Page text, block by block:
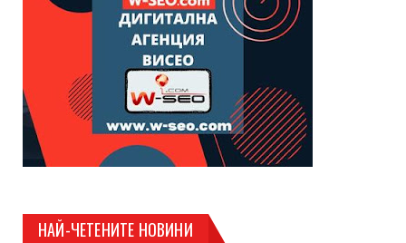
НАЙ-ЧЕТЕНИТЕ НОВИНИ